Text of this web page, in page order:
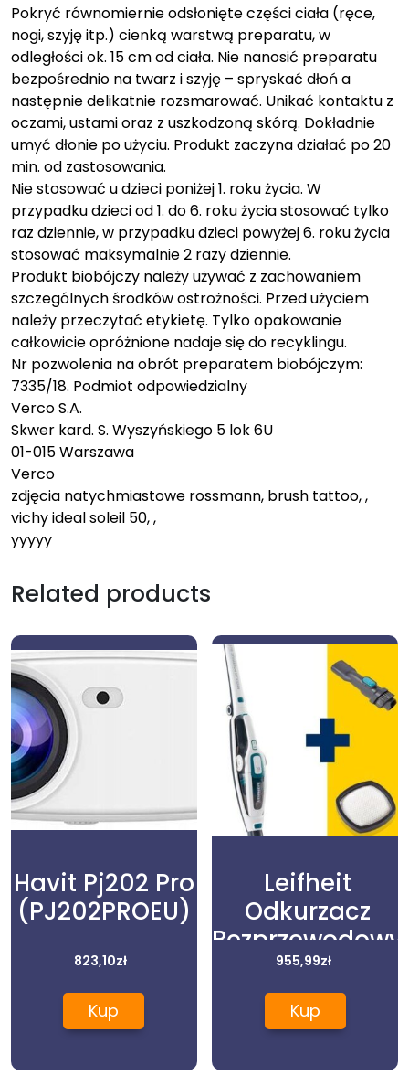
Pokryć równomiernie odsłonięte części ciała (ręce,
nogi, szyję itp.) cienką warstwą preparatu, w
odległości ok. 15 cm od ciała. Nie nanosić preparatu
bezpośrednio na twarz i szyję – spryskać dłoń a
następnie delikatnie rozsmarować. Unikać kontaktu z
oczami, ustami oraz z uszkodzoną skórą. Dokładnie
umyć dłonie po użyciu. Produkt zaczyna działać po 20
min. od zastosowania.
Nie stosować u dzieci poniżej 1. roku życia. W
przypadku dzieci od 1. do 6. roku życia stosować tylko
raz dziennie, w przypadku dzieci powyżej 6. roku życia
stosować maksymalnie 2 razy dziennie.
Produkt biobójczy należy używać z zachowaniem
szczególnych środków ostrożności. Przed użyciem
należy przeczytać etykietę. Tylko opakowanie
całkowicie opróżnione nadaje się do recyklingu.
Nr pozwolenia na obrót preparatem biobójczym:
7335/18. Podmiot odpowiedzialny
Verco S.A.
Skwer kard. S. Wyszyńskiego 5 lok 6U
01-015 Warszawa
Verco
zdjęcia natychmiastowe rossmann, brush tattoo, ,
vichy ideal soleil 50, ,
yyyyy
Related products
Havit Pj202 Pro
(PJ202PROEU)
823,10zł
Kup
Leifheit
Odkurzacz
Bezprzewodowy
Regulus
Powervac 2W1
Pro
955,99zł
Kup